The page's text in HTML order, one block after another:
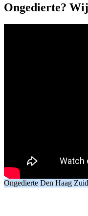
Ongedierte?
Ongedierte Den Haag